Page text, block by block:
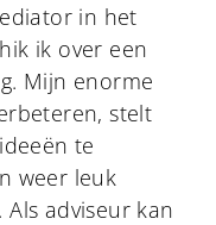
in het
ik over een
Mijn enorme
stelt
te
weer leuk
adviseur kan